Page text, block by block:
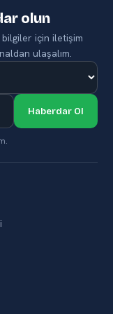
olun
için iletişim
ulaşalım.
Haberdar Ol